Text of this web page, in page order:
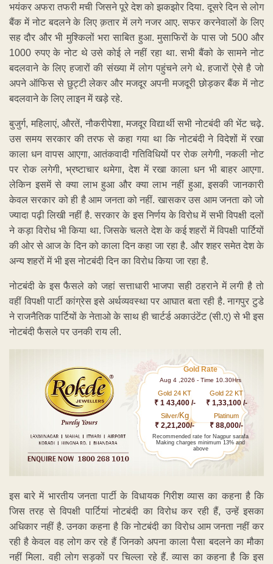
भयंकर अफरा तफरी मची जिसने पूरे देश को झकझोर दिया. दूसरे दिन से लोग
बैंक में नोट बदलने के लिए क़तार में लगे नजर आए. सफर करनेवालों के लिए
सह दौर और भी मुश्किलों भरा साबित हुआ. मुसाफिरों के पास जो 500 और
1000 रुपए के नोट थे उसे कोई ले नहीं रहा था. सभी बैंको के सामने नोट
बदलवाने के लिए हजारों की संख्या में लोग पहुंचने लगे थे. हजारों ऐसे है जो
अपने ऑफिस से छुट्टी लेकर और मजदूर अपनी मजदूरी छोड़कर बैंक में नोट
बदलवाने के लिए लाइन में खड़े रहे.
बुजुर्ग, महिलाएं, औरतें, नौकरीपेशा, मजदूर विद्यार्थी सभी नोटबंदी की भेंट चढ़े.
उस समय सरकार की तरफ से कहा गया था कि नोटबंदी ने विदेशों में रखा
काला धन वापस आएगा, आतंकवादी गतिविधियों पर रोक लगेगी, नकली नोट
पर रोक लगेगी, भ्रष्टाचार थमेगा, देश में रखा काला धन भी बाहर आएगा.
लेकिन इसमें से क्या लाभ हुआ और क्या लाभ नहीं हुआ, इसकी जानकारी
केवल सरकार को ही है आम जनता को नहीं. खासकर उस आम जनता को जो
ज्यादा पढ़ी लिखी नहीं है. सरकार के इस निर्णय के विरोध में सभी विपक्षी दलों
ने कड़ा विरोध भी किया था. जिसके चलते देश के कई शहरों में विपक्षी पार्टियों
की ओर से आज के दिन को काला दिन कहा जा रहा है. और शहर समेत देश के
अन्य शहरों में भी इस नोटबंदी दिन का विरोध किया जा रहा है.
नोटबंदी के इस फैसले को जहां सत्ताधारी भाजपा सही ठहराने में लगी है तो
वहीं विपक्षी पार्टी कांग्रेस इसे अर्थव्यवस्था पर आघात बता रही है. नागपुर टुडे
ने राजनैतिक पार्टियों के नेताओ के साथ ही चार्टर्ड अकाउंटेंट (सी.ए) से भी इस
नोटबंदी फैसले पर उनकी राय ली.
Gold Rate
Aug 4 ,2026 - Time 10.30Hrs
Gold 24 KT
₹ 1 43,400 /-
Gold 22 KT
₹ 1,33,100 /-
Silver/Kg
₹ 2,21,200/-
Platinum
₹ 88,000/-
Recommended rate for Nagpur sarafa
Making charges minimum 13% and
above
इस बारे में भारतीय जनता पार्टी के विधायक गिरीश व्यास का कहना है कि
जिस तरह से विपक्षी पार्टियां नोटबंदी का विरोध कर रही हैं, उन्हें इसका
अधिकार नहीं है. उनका कहना है कि नोटबंदी का विरोध आम जनता नहीं कर
रही है केवल वह लोग कर रहे हैं जिनको अपना काला पैसा बदलने का मौका
नहीं मिला. वही लोग सड़कों पर चिल्ला रहे हैं. व्यास का कहना है कि इस